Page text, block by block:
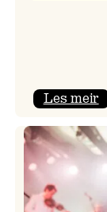
Les meir: